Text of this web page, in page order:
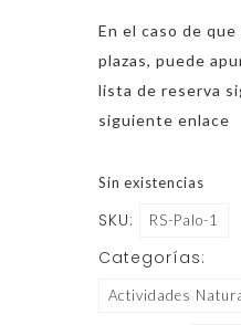
En el caso de
plazas, puede
lista de reserva
siguiente enlace
Sin existencias
SKU: RS-Palo-1
Categorías:
Actividades